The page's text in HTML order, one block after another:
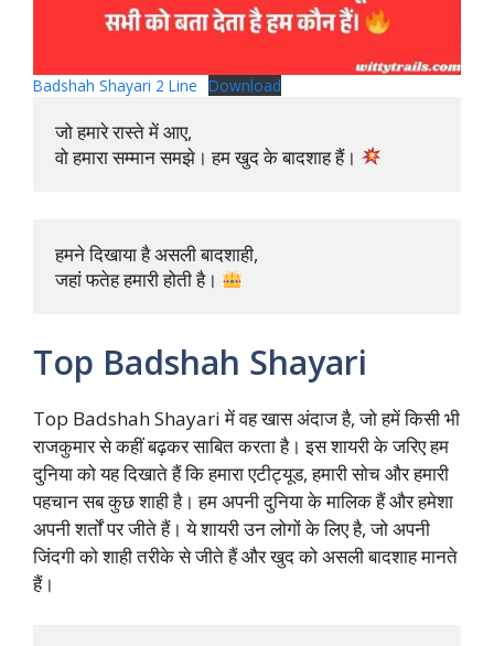
Badshah Shayari 2 Line Download
जो हमारे रास्ते में आए,
वो हमारा सम्मान समझे। हम खुद के बादशाह हैं।
हमने दिखाया है असली बादशाही,
जहां फतेह हमारी होती है।
Top Badshah Shayari
Top Badshah Shayari में वह खास अंदाज है, जो हमें किसी भी
राजकुमार से कहीं बढ़कर साबित करता है। इस शायरी के जरिए हम
दुनिया को यह दिखाते हैं कि हमारा एटीट्यूड, हमारी सोच और हमारी
पहचान सब कुछ शाही है। हम अपनी दुनिया के मालिक हैं और हमेशा
अपनी शर्तों पर जीते हैं। ये शायरी उन लोगों के लिए है, जो अपनी
जिंदगी को शाही तरीके से जीते हैं और खुद को असली बादशाह मानते
हैं।